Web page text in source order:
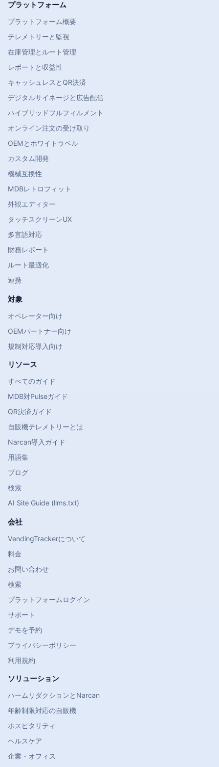
プラットフォーム
プラットフォーム概要
テレメトリーと監視
在庫管理とルート管理
レポートと収益性
キャッシュレスとQR決済
デジタルサイネージと広告配信
ハイブリッドフルフィルメント
オンライン注文の受け取り
OEMとホワイトラベル
カスタム開発
機械互換性
MDBレトロフィット
外観エディター
タッチスクリーンUX
多言語対応
財務レポート
ルート最適化
連携
対象
オペレーター向け
OEMパートナー向け
規制対応導入向け
リソース
すべてのガイド
MDB対Pulseガイド
QR決済ガイド
自販機テレメトリーとは
Narcan導入ガイド
用語集
ブログ
検索
AI Site Guide (llms.txt)
会社
VendingTrackerについて
料金
お問い合わせ
検索
プラットフォームログイン
サポート
デモを予約
プライバシーポリシー
利用規約
ソリューション
ハームリダクションとNarcan
年齢制限対応の自販機
ホスピタリティ
ヘルスケア
企業・オフィス